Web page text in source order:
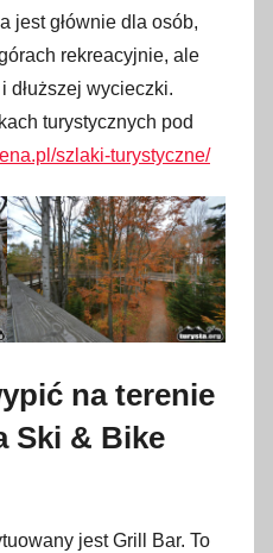
jest głównie dla osób,
rekreacyjnie, ale
dłuższej wycieczki.
turystycznych pod
szlaki-turystyczne/
na terenie
Ski & Bike
jest Grill Bar. To